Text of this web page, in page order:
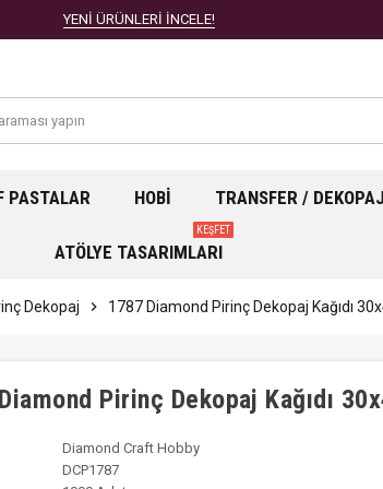
YENİ ÜRÜNLERİ İNCELE!
PASTALAR HOBI TRANSFER /
ATÖLYE TASARIMLARI
KEŞFET
Dekopaj chevron_right 1787 Diamond Pirinç Dekopaj Kağıdı
Pirinç Dekopaj Kağıdı
Diamond Craft Hobby
DCP1787